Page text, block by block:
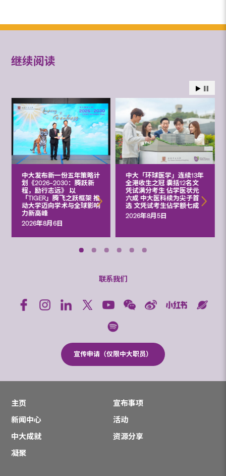
继续阅读
中大发布新一份五年策略计
划《2026‒2030：腾跃新
程，励行志远》 以
「TIGER」腾飞之跃框架 推
动大学迈向学术与全球影响
力新高峰
2026年8月6日
中大「环球医学」连续13年
全港收生之冠 囊括12名文
凭试满分考生 佔学医状元
六成 中大医科续为尖子首
选 文凭试考生佔学额七成
2026年8月5日
联系我们
宣传申请（仅限中大职员）
主页
宣布事项
新闻中心
活动
中大成就
资源分享
凝聚